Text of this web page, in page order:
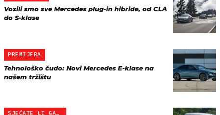
Vozili smo sve Mercedes plug-in hibride, od CLA
do S-klase
PREMIJERA
Tehnološko čudo: Novi Mercedes E-klase na
našem tržištu
SJEĆATE LI GA SE?